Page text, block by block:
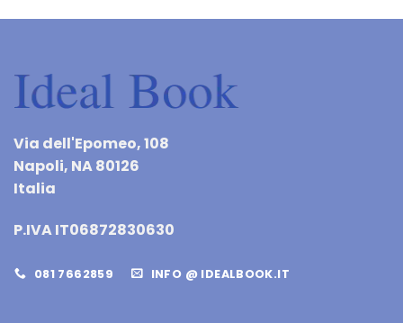
Via dell'Epomeo, 108
Napoli, NA 80126
Italia
P.IVA IT06872830630
081 7662859 INFO @ IDEALBOOK.IT